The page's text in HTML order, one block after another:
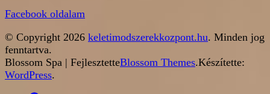
Facebook oldalam
© Copyright 2026 keletimodszerekkozpont.hu. Minden jog
fenntartva.
Blossom Spa | FejlesztetteBlossom Themes.Készítette:
WordPress.